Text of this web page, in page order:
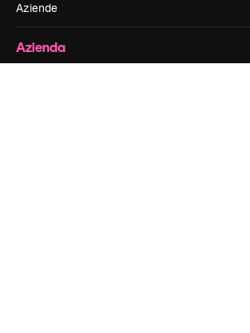
Aziende
Azienda